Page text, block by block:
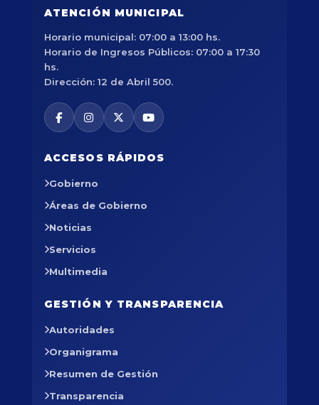
ATENCIÓN MUNICIPAL
Horario municipal: 07:00 a 13:00 hs.
Horario de Ingresos Públicos: 07:00 a 17:30
hs.
Dirección: 12 de Abril 500.
ACCESOS RÁPIDOS
Gobierno
Áreas de Gobierno
Noticias
Servicios
Multimedia
GESTIÓN Y TRANSPARENCIA
Autoridades
Organigrama
Resumen de Gestión
Transparencia